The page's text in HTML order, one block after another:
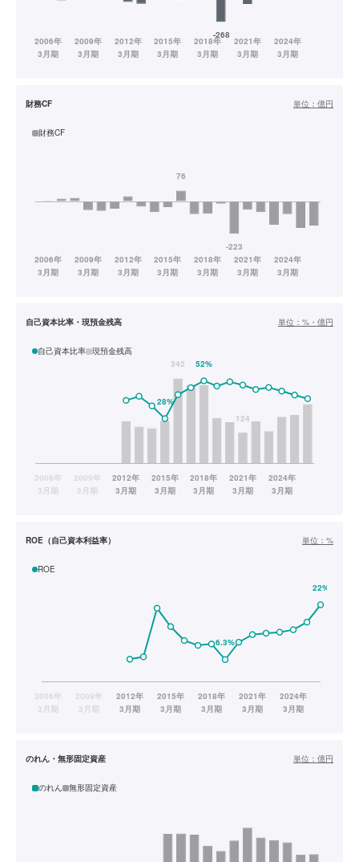
財務CF 単位： 億円
財務CF
自己資本比率・現預金残高 単位： %・億円
自己資本比率 現預金残高
ROE（自己資本利益率） 単位： %
ROE
のれん・無形固定資産 単位： 億円
のれん 無形固定資産